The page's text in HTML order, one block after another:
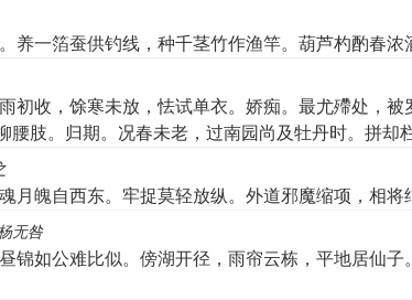
养一箔蚕供钓线，种千茎竹作渔竿。葫芦杓酌春
初收，馀寒未放，怯试单衣。娇痴。最尤殢处，
肢。归期。况春未老，过南园尚及牡丹时。拼却
月魄自西东。牢捉莫轻放纵。外道邪魔缩项，相将
无咎
锦如公难比似。傍湖开径，雨帘云栋，平地居仙